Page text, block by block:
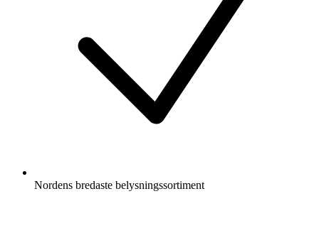
Nordens bredaste belysningssortiment